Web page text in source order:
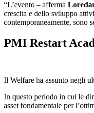
“L’evento – afferma
crescita e dello sviluppo
contemporaneamente, sono
PMI Restart
Il Welfare ha assunto negli
In questo periodo in cui le
asset fondamentale per